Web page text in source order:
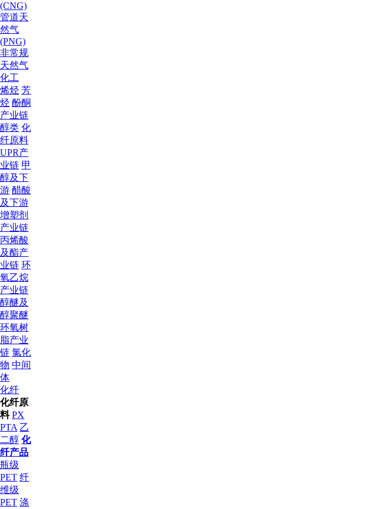
(CNG)
管道天
然气
(PNG)
非常规
天然气
化工
烯烃 芳
烃 酚酮
产业链
醇类 化
纤原料
UPR产
业链 甲
醇及下
游 醋酸
及下游
增塑剂
产业链
丙烯酸
及酯产
业链 环
氧乙烷
产业链
醇醚及
醇聚醚
环氧树
脂产业
链 氯化
物 中间
体
化纤
化纤原
料 PX
PTA 乙
二醇 化
纤产品
瓶级
PET 纤
维级
PET 涤